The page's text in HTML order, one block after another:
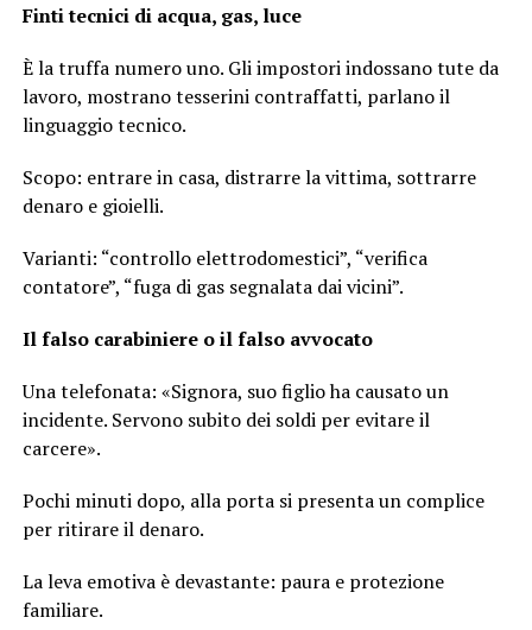
Finti tecnici di acqua, gas, luce
È la truffa numero uno. Gli impostori indossano tute da
lavoro, mostrano tesserini contraffatti, parlano il
linguaggio tecnico.
Scopo: entrare in casa, distrarre la vittima, sottrarre
denaro e gioielli.
Varianti: “controllo elettrodomestici”, “verifica
contatore”, “fuga di gas segnalata dai vicini”.
Il falso carabiniere o il falso avvocato
Una telefonata: «Signora, suo figlio ha causato un
incidente. Servono subito dei soldi per evitare il
carcere».
Pochi minuti dopo, alla porta si presenta un complice
per ritirare il denaro.
La leva emotiva è devastante: paura e protezione
familiare.